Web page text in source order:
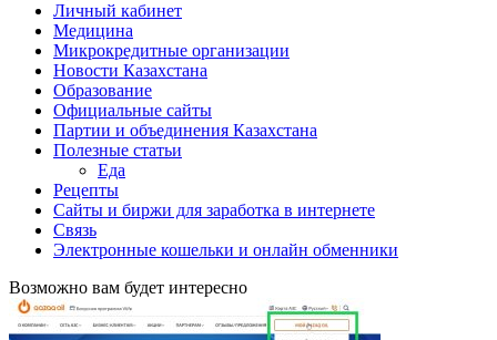
Личный кабинет
Медицина
Микрокредитные организации
Новости Казахстана
Образование
Официальные сайты
Партии и объединения Казахстана
Полезные статьи
Еда
Рецепты
Сайты и биржи для заработка в интернете
Связь
Электронные кошельки и онлайн обменники
Возможно вам будет интересно